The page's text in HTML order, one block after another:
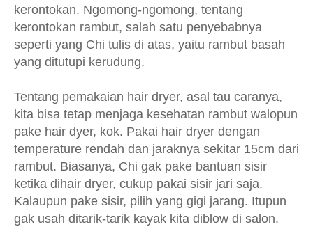
kerontokan. Ngomong-ngomong, tentang
kerontokan rambut, salah satu penyebabnya
seperti yang Chi tulis di atas, yaitu rambut basah
yang ditutupi kerudung.
Tentang pemakaian hair dryer, asal tau caranya,
kita bisa tetap menjaga kesehatan rambut walopun
pake hair dyer, kok. Pakai hair dryer dengan
temperature rendah dan jaraknya sekitar 15cm dari
rambut. Biasanya, Chi gak pake bantuan sisir
ketika dihair dryer, cukup pakai sisir jari saja.
Kalaupun pake sisir, pilih yang gigi jarang. Itupun
gak usah ditarik-tarik kayak kita diblow di salon.